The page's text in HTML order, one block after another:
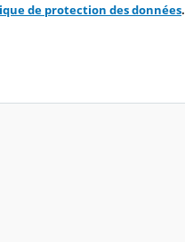
de protection des données.